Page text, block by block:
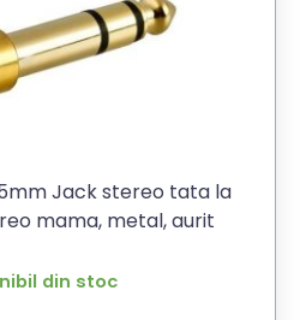
Jack stereo tata la
mama, metal, aurit
din stoc